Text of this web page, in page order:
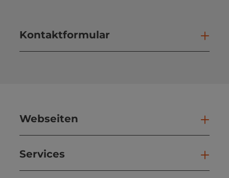
Kontaktformular
Webseiten
Services